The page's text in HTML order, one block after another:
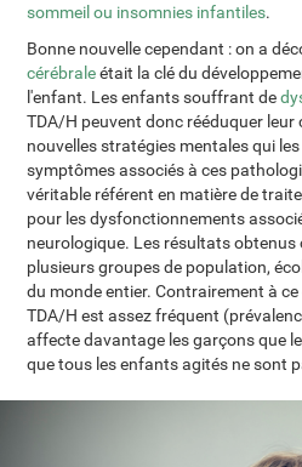
sommeil ou insomnies infantiles.
Bonne nouvelle cependant : on a
cérébraleétait la clé du
l'enfant. Les enfants souffrant de
TDA/H peuvent donc rééduquer leur
nouvelles stratégies mentales qui
symptômes associés à ces
véritable référent en matière de
pour les dysfonctionnements
neurologique. Les résultats
plusieurs groupes de population,
du monde entier. Contrairement à
TDA/H est assez fréquent
affecte davantage les garçons que
que tous les enfants agités ne sont